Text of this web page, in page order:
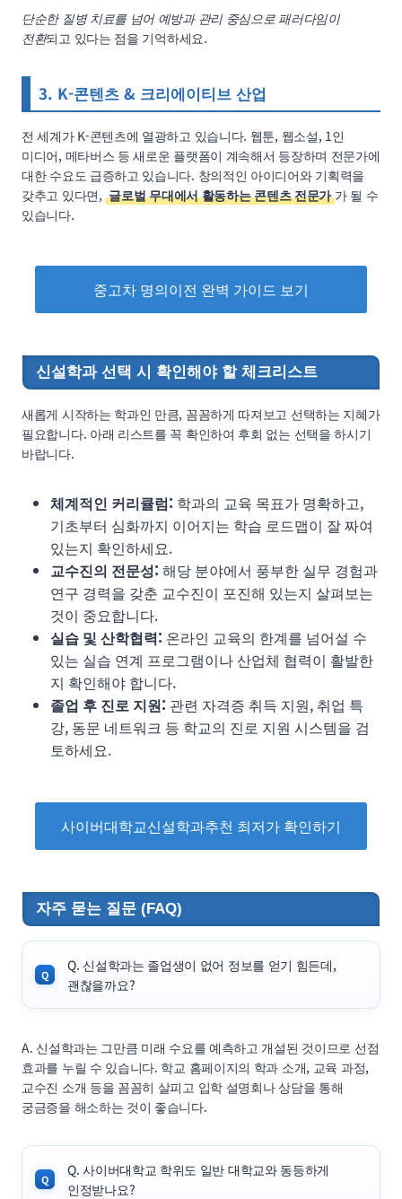
단순한 질병 치료를 넘어 예방과 관리 중심으로 패러다임이
전환되고 있다는 점을 기억하세요.
3. K-콘텐츠 & 크리에이티브 산업
전 세계가 K-콘텐츠에 열광하고 있습니다. 웹툰, 웹소설, 1인
미디어, 메타버스 등 새로운 플랫폼이 계속해서 등장하며 전문가에
대한 수요도 급증하고 있습니다. 창의적인 아이디어와 기획력을
갖추고 있다면, 글로벌 무대에서 활동하는 콘텐츠 전문가 가 될 수
있습니다.
중고차 명의이전 완벽 가이드 보기
신설학과 선택 시 확인해야 할 체크리스트
새롭게 시작하는 학과인 만큼, 꼼꼼하게 따져보고 선택하는 지혜가
필요합니다. 아래 리스트를 꼭 확인하여 후회 없는 선택을 하시기
바랍니다.
체계적인 커리큘럼: 학과의 교육 목표가 명확하고,
기초부터 심화까지 이어지는 학습 로드맵이 잘 짜여
있는지 확인하세요.
교수진의 전문성: 해당 분야에서 풍부한 실무 경험과
연구 경력을 갖춘 교수진이 포진해 있는지 살펴보는
것이 중요합니다.
실습 및 산학협력: 온라인 교육의 한계를 넘어설 수
있는 실습 연계 프로그램이나 산업체 협력이 활발한
지 확인해야 합니다.
졸업 후 진로 지원: 관련 자격증 취득 지원, 취업 특
강, 동문 네트워크 등 학교의 진로 지원 시스템을 검
토하세요.
사이버대학교신설학과추천 최저가 확인하기
자주 묻는 질문 (FAQ)
Q. 신설학과는 졸업생이 없어 정보를 얻기 힘든데,
괜찮을까요?
A. 신설학과는 그만큼 미래 수요를 예측하고 개설된 것이므로 선점
효과를 누릴 수 있습니다. 학교 홈페이지의 학과 소개, 교육 과정,
교수진 소개 등을 꼼꼼히 살피고 입학 설명회나 상담을 통해
궁금증을 해소하는 것이 좋습니다.
Q. 사이버대학교 학위도 일반 대학교와 동등하게
인정받나요?